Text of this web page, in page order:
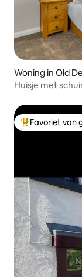
Woning in Old
Huisje met
Topfavoriet
Favoriet van